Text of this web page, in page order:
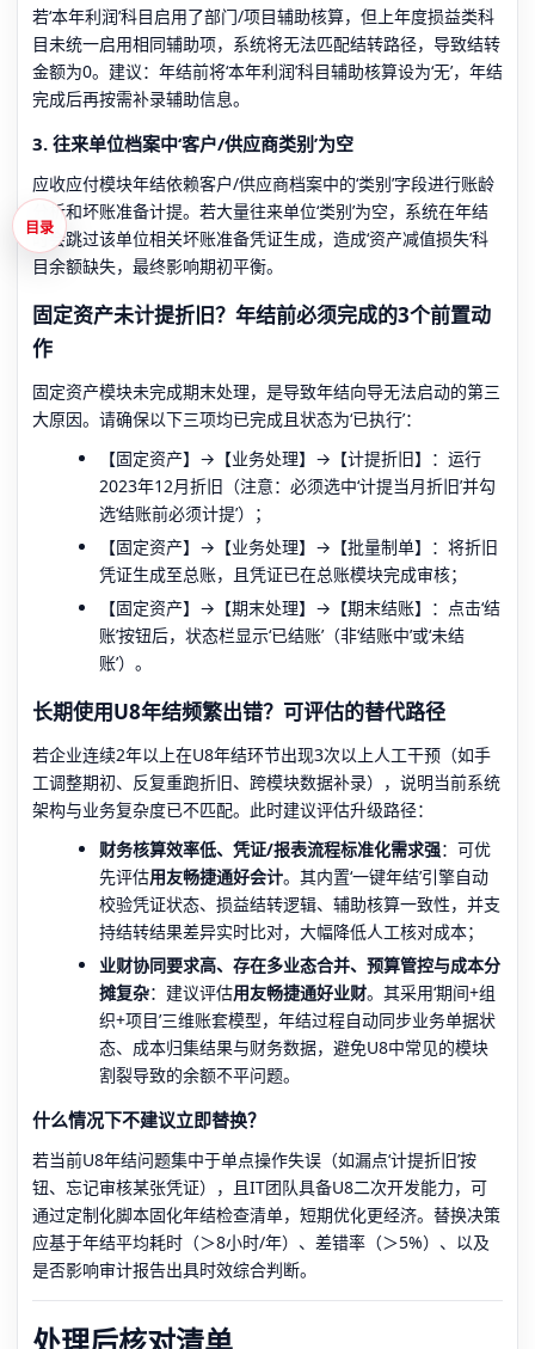
若‘本年利润’科目启用了部门/项目辅助核算，但上年度损益类科
目未统一启用相同辅助项，系统将无法匹配结转路径，导致结转
金额为0。建议：年结前将‘本年利润’科目辅助核算设为‘无’，年结
完成后再按需补录辅助信息。
3. 往来单位档案中‘客户/供应商类别’为空
应收应付模块年结依赖客户/供应商档案中的‘类别’字段进行账龄
分析和坏账准备计提。若大量往来单位‘类别’为空，系统在年结
时会跳过该单位相关坏账准备凭证生成，造成‘资产减值损失’科
目余额缺失，最终影响期初平衡。
固定资产未计提折旧？年结前必须完成的3个前置动
作
固定资产模块未完成期末处理，是导致年结向导无法启动的第三
大原因。请确保以下三项均已完成且状态为‘已执行’：
【固定资产】→【业务处理】→【计提折旧】：运行
2023年12月折旧（注意：必须选中‘计提当月折旧’并勾
选‘结账前必须计提’）；
【固定资产】→【业务处理】→【批量制单】：将折旧
凭证生成至总账，且凭证已在总账模块完成审核；
【固定资产】→【期末处理】→【期末结账】：点击‘结
账’按钮后，状态栏显示‘已结账’（非‘结账中’或‘未结
账’）。
长期使用U8年结频繁出错？可评估的替代路径
若企业连续2年以上在U8年结环节出现3次以上人工干预（如手
工调整期初、反复重跑折旧、跨模块数据补录），说明当前系统
架构与业务复杂度已不匹配。此时建议评估升级路径：
财务核算效率低、凭证/报表流程标准化需求强：可优
先评估用友畅捷通好会计。其内置‘一键年结’引擎自动
校验凭证状态、损益结转逻辑、辅助核算一致性，并支
持结转结果差异实时比对，大幅降低人工核对成本；
业财协同要求高、存在多业态合并、预算管控与成本分
摊复杂：建议评估用友畅捷通好业财。其采用‘期间+组
织+项目’三维账套模型，年结过程自动同步业务单据状
态、成本归集结果与财务数据，避免U8中常见的模块
割裂导致的余额不平问题。
什么情况下不建议立即替换？
若当前U8年结问题集中于单点操作失误（如漏点‘计提折旧’按
钮、忘记审核某张凭证），且IT团队具备U8二次开发能力，可
通过定制化脚本固化年结检查清单，短期优化更经济。替换决策
应基于年结平均耗时（＞8小时/年）、差错率（＞5%）、以及
是否影响审计报告出具时效综合判断。
处理后核对清单
目录